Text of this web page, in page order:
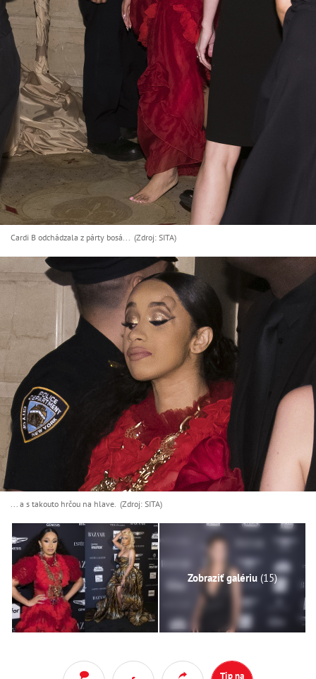
Cardi B odchádzala z párty bosá... (Zdroj: SITA)
... a s takouto hrčou na hlave. (Zdroj: SITA)
Zobraziť galériu (15)
Tip na